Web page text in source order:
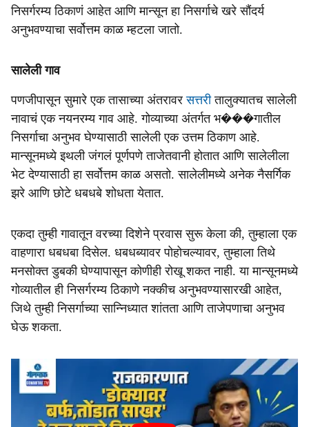
निसर्गरम्य ठिकाणं आहेत आणि मान्सून हा निसर्गाचे खरे सौंदर्य
अनुभवण्याचा सर्वोत्तम काळ म्हटला जातो.
सालेली गाव
पणजीपासून सुमारे एक तासाच्या अंतरावरसत्तरीतालुक्यातच सालेली
नावाचं एक नयनरम्य गाव आहे. गोव्याच्या अंतर्गत भ���गातील
निसर्गाचा अनुभव घेण्यासाठी सालेली एक उत्तम ठिकाण आहे.
मान्सूनमध्ये इथली जंगलं पूर्णपणे ताजेतवानी होतात आणि सालेलीला
भेट देण्यासाठी हा सर्वोत्तम काळ असतो. सालेलीमध्ये अनेक नैसर्गिक
झरे आणि छोटे धबधबे शोधता येतात.
एकदा तुम्ही गावातून वरच्या दिशेने प्रवास सुरू केला की, तुम्हाला एक
वाहणारा धबधबा दिसेल. धबधब्यावर पोहोचल्यावर, तुम्हाला तिथे
मनसोक्त डुबकी घेण्यापासून कोणीही रोखू शकत नाही. या मान्सूनमध्ये
गोव्यातील ही निसर्गरम्य ठिकाणे नक्कीच अनुभवण्यासारखी आहेत,
जिथे तुम्ही निसर्गाच्या सान्निध्यात शांतता आणि ताजेपणाचा अनुभव
घेऊ शकता.